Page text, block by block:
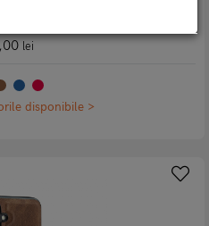
lei
disponibile >